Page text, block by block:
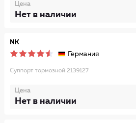
Цена
Нет в наличии
NK
Германия
Суппорт тормозной 2139127
Цена
Нет в наличии